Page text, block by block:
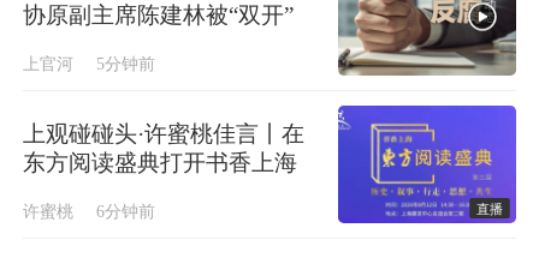
协原副主席陈建林被“双开”
上官河 5分钟前
上观碰碰头·许蜜桃佳言丨在
东方阅读盛典打开书香上海
许蜜桃 6分钟前 直播